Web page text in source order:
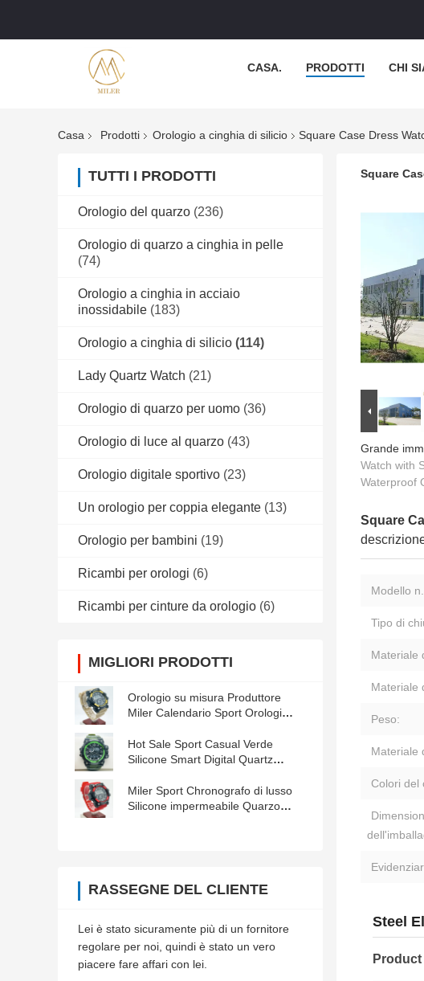
CASA. PRODOTTI CHI
Casa Prodotti Orologio a cinghia di silicio Square Case Dress
TUTTI I PRODOTTI
Orologio del quarzo (236)
Orologio di quarzo a cinghia in pelle
(74)
Orologio a cinghia in acciaio
inossidabile (183)
Orologio a cinghia di silicio (114)
Lady Quartz Watch (21)
Orologio di quarzo per uomo (36)
Orologio di luce al quarzo (43)
Orologio digitale sportivo (23)
Un orologio per coppia elegante (13)
Orologio per bambini (19)
Ricambi per orologi (6)
Ricambi per cinture da orologio (6)
MIGLIORI PRODOTTI
Orologio su misura Produttore
Miler Calendario Sport Orologi
Hot Sale Sport Casual Verde
Silicone Smart Digital Quartz
Miler Sport Chronografo di lusso
Silicone impermeabile Quarzo
RASSEGNE DEL CLIENTE
Lei è stato sicuramente più di un fornitore
regolare per noi, quindi è stato un vero
piacere fare affari con lei.
Square
Grande
Watch with
Waterproof
Square
Modello
Tipo di
Materiale
Materiale
Peso:
Materiale
Colori del
Steel